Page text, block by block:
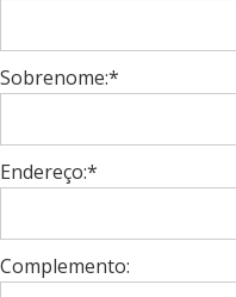
Sobrenome:*
Endereço:*
Complemento: